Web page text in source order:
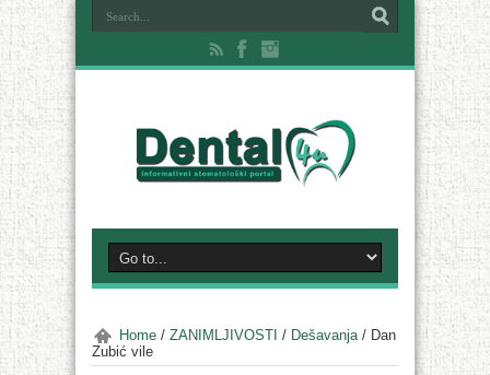
Home / ZANIMLJIVOSTI / Dešavanja/ Dan
Zubić vile